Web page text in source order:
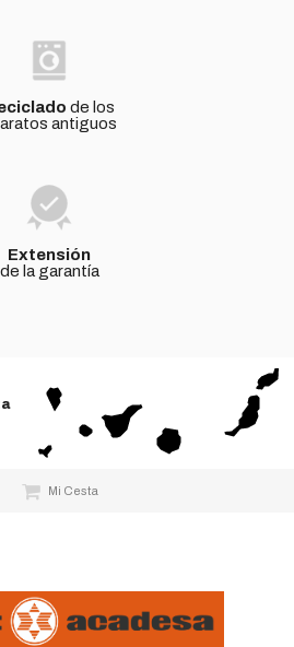
de los
antiguos
Extensión
de la garantía
Mi Cesta